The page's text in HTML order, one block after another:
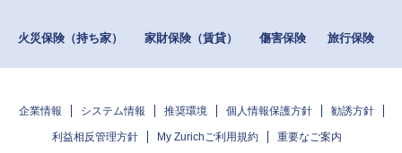
火災保険（持ち家） 家財保険（賃貸） 傷害保険 旅行保険
企業情報 システム情報 推奨環境 個人情報保護方針 勧誘方針
利益相反管理方針 My Zurichご利用規約 重要なご案内